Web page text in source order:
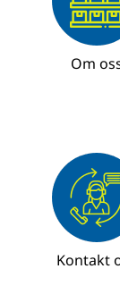
Om
Kontakt